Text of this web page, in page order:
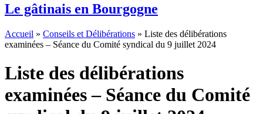
Le gâtinais en Bourgogne
Accueil » Conseils et Délibérations » Liste des délibérations
examinées – Séance du Comité syndical du 9 juillet 2024
Liste des délibérations
examinées – Séance du Comité